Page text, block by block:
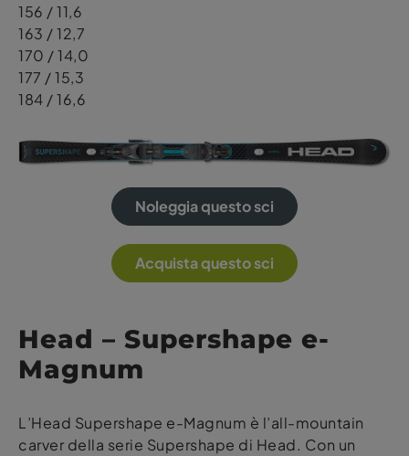
156 / 11,6
163 / 12,7
170 / 14,0
177 / 15,3
184 / 16,6
Noleggia questo sci
Acquista questo sci
Head – Supershape e-
Magnum
L’Head Supershape e-Magnum è l’all-mountain
carver della serie Supershape di Head. Con un